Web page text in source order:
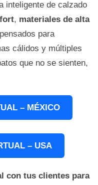
inteligente de calzado
, materiales de alta
para
cálidos y múltiples
que no se sienten,
– MÉXICO
– USA
con tus clientes para